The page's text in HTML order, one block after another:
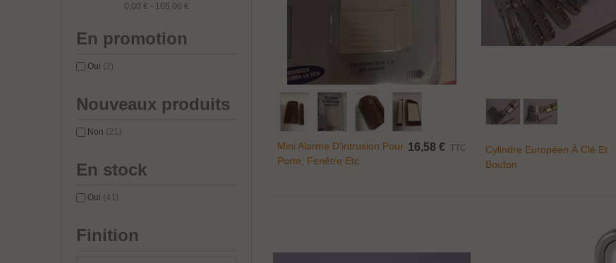
0,00 € - 105,00 €
En promotion
Oui (2)
Nouveaux produits
Non (21)
En stock
Oui (41)
Finition
Ajouter Au Panier
Mini Alarme D'intrusion Pour
Porte, Fenêtre Etc
16,58 € TTC
Ajouter Au Panier
Cylindre Européen À Clé Et
Bouton